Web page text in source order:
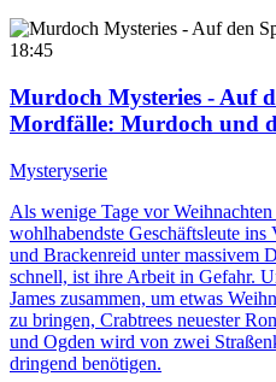
18:45
Murdoch Mysteries - Auf
Mordfälle: Murdoch und
Mysteryserie
Als wenige Tage vor
wohlhabendste Geschäftsleute
und Brackenreid unter massivem
schnell, ist ihre Arbeit in Gefahr.
James zusammen, um etwas
zu bringen, Crabtrees neuester
und Ogden wird von zwei
dringend benötigen.